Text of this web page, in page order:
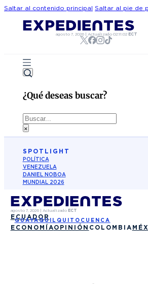
Saltar al contenido principal Saltar al pie de
agosto 7, 2026| Actualizado 02:11:02 ECT
¿Qué deseas buscar?
Buscar
×
SPOTLIGHT
POLÍTICA
VENEZUELA
DANIEL NOBOA
MUNDIAL 2026
agosto 7, 2026| Actualizado ECT
ECUADOR
GUAYAQUIL QUITO CUENCA
ECONOMÍAOPINIÓN COLOMBIA